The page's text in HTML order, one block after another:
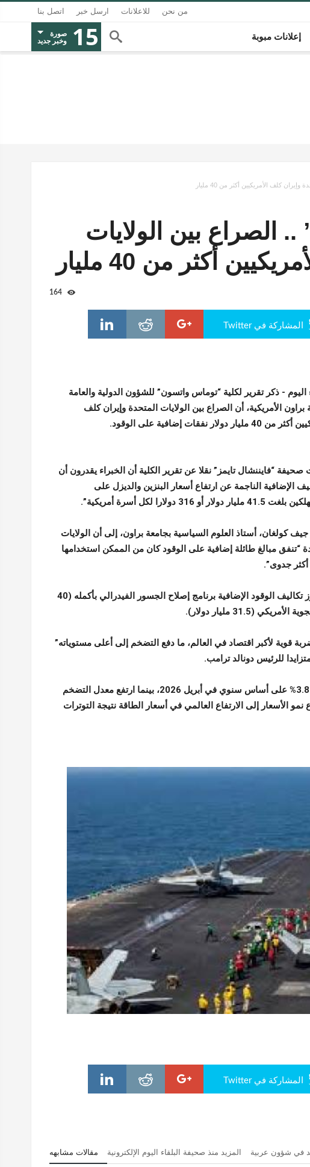
من نحن للاعلانات ارسل خبر اتصل بنا
إعلانات مبوبة 15 صورة
وخبر جديد
كلف الأمريكيين أكثر من 40 مليار
الصراع بين الولايات
أكثر من 40 مليار
المشاركة في Twitter
اليوم - ذكر تقرير لكلية “توماس واتسون” للشؤون الدولية والعامة
براون الأمريكية، أن الصراع بين الولايات المتحدة وإيران كلف
مليار دولار نفقات إضافية على الوقود.
صحيفة “فايننشال تايمز” نقلا عن تقرير الكلية أن الخبراء يقدرون أن
الإضافية الناجمة عن ارتفاع أسعار البنزين والديزل على
دولار أو 316 دولارا لكل أسرة أمريكية”.
كولغان، أستاذ العلوم السياسية بجامعة براون، إلى أن الولايات
“تنفق مبالغ طائلة إضافية على الوقود كان من الممكن استخدامها
جدوى”.
وتتجاوز تكاليف الوقود الإضافية برنامج إصلاح الجسور الفيدرالي بأكمله (40
(31.5 مليار دولار).
قوية لأكبر اقتصاد في العالم، ما دفع التضخم إلى أعلى مستوياته”
للرئيس دونالد ترامب.
وارتفع معدل التضخم الاستهلاكي في الولايات المتحدة إلى 3.8% على أساس سنوي في أبريل 2026، بينما ارتفع معدل التضخم
لتسارع نمو الأسعار إلى الارتفاع العالمي في أسعار الطاقة نتيجة التوترات
المشاركة في Twitter
مقالات مشابهه المزيد منذ صحيفة البلقاء اليوم الإلكترونية في شؤون عربية